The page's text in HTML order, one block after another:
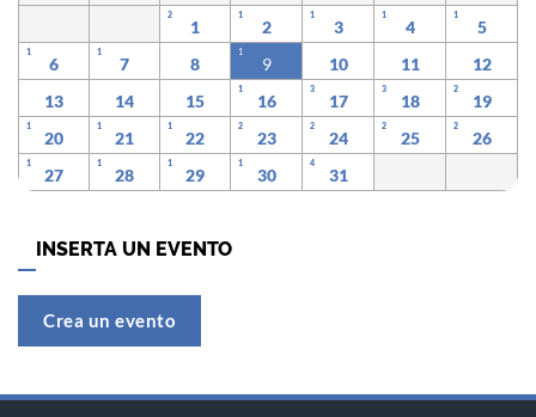
2
1
1
2
1
3
1
4
1
5
1
6
1
7 8
1
9 10 11
12
13
14 15
1
16
3
17
3
18
2
19
1
20
1
21
1
22
2
23
2
24
2
25
2
26
1
27
1
28
1
29
1
30
4
31
INSERTA UN EVENTO
Crea un evento